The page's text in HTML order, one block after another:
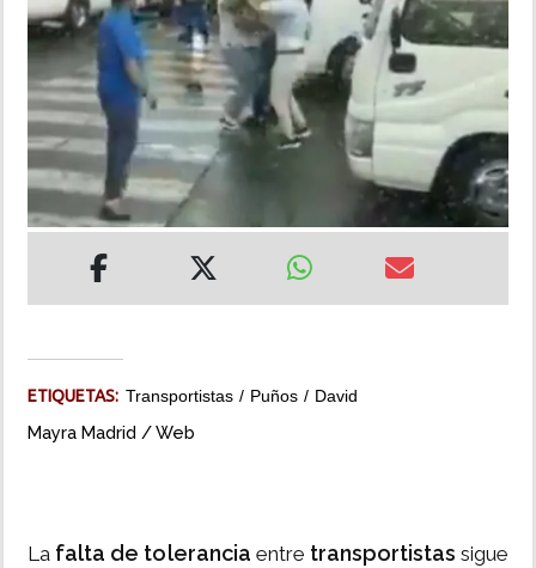
INSÓLITAS
MULTIMEDIA
IMPRESO
ETIQUETAS: Transportistas Puños David
Mayra Madrid / Web
La falta de tolerancia entre transportistas sigue